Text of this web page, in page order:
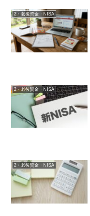
2・老後資金・NISA
2・老後資金・NISA
2・老後資金・NISA